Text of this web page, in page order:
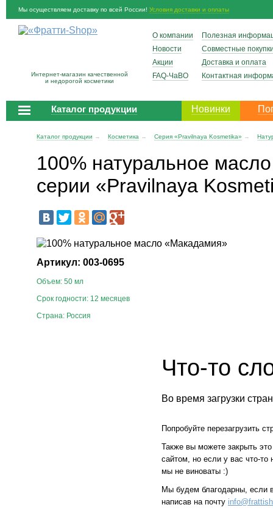
Мы осуществляем доставку по всей России! Условия доставки и оплаты
Интернет-магазин качественной
и недорогой косметики
О компании
Новости
Акции
FAQ-ЧаВО
Полезная
Совместные
Доставка и оплата
Контактная
Каталог продукции Новинки
Каталог продукции → Косметика → Серия «Pravilnaya Kosmetika» →
100% натуральное
серии «Pravilnaya
Артикул: 003-0695
Объем: 50 мл
Срок годности: 12 месяцев
Страна: Россия
Что-то
Во время загрузки
Попробуйте перезагрузить
Также вы можете закрыть
сайтом, но если у вас что-то
мы не виноваты :)
Мы будем благодарны, если
написав на почту